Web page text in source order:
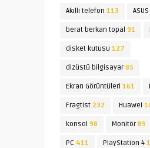
Akıllı telefon 113 ASUS
berat berkan topal 91
disket kutusu 127
dizüstü bilgisayar85
Ekran Görüntüleri 161
Fragtist 232 Huawei
konsol 98 Monitör89
PC 411 PlayStation 4